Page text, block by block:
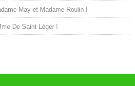
May et Madame Roulin !
De Saint Léger !